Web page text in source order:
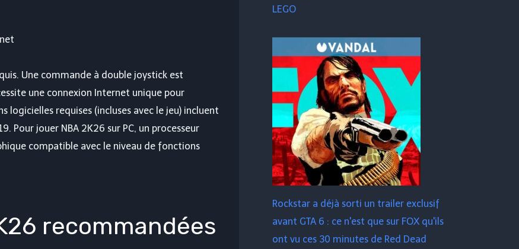
Une commande à double joystick est
une connexion Internet unique pour
logicielles requises (incluses avec le jeu) incluent
Pour jouer NBA 2K26 sur PC, un processeur
compatible avec le niveau de fonctions
recommandées
LEGO
Rockstar a déjà sorti un trailer exclusif
avant GTA 6 : ce n'est que sur FOX qu'ils
ont vu ces 30 minutes de Red Dead